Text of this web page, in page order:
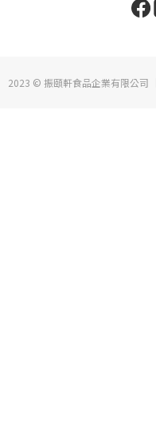
2023 © 振頤軒食品企業有限公司